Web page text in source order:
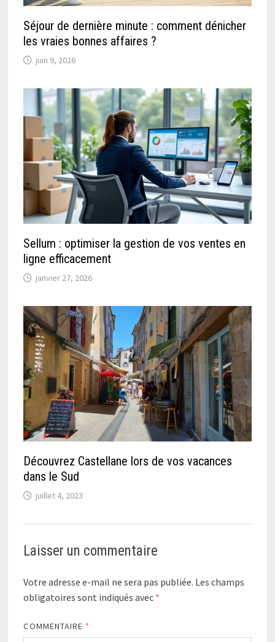
Séjour de dernière minute : comment dénicher
les vraies bonnes affaires ?
juin 9, 2026
Sellum : optimiser la gestion de vos ventes en
ligne efficacement
janvier 27, 2026
Découvrez Castellane lors de vos vacances
dans le Sud
juillet 4, 2023
Laisser un commentaire
Votre adresse e-mail ne sera pas publiée. Les champs
obligatoires sont indiqués avec *
COMMENTAIRE *